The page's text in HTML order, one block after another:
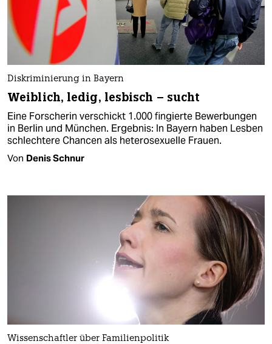
Diskriminierung in Bayern
Weiblich, ledig, lesbisch – sucht
Eine Forscherin verschickt 1.000 fingierte Bewerbungen
in Berlin und München. Ergebnis: In Bayern haben Lesben
schlechtere Chancen als heterosexuelle Frauen.
Von Denis Schnur
Wissenschaftler über Familienpolitik